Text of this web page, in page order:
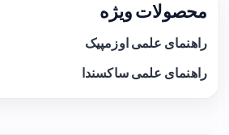
محصولات ویژه
راهنمای علمی اوزمپیک
راهنمای علمی ساکسندا